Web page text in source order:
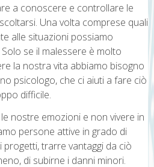
a conoscere e controllare le
Una volta comprese quali
alle situazioni possiamo
se il malessere è molto
la nostra vita abbiamo bisogno
psicologo, che ci aiuti a fare ciò
difficile.
nostre emozioni e non vivere in
persone attive in grado di
trarre vantaggi da ciò
di subirne i danni minori.